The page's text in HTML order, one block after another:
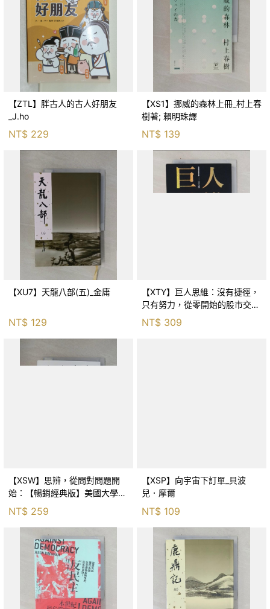
【ZTL】胖古人的古人好朋友
_J.ho
NT$ 229
【XS1】挪威的森林上冊_村上春
樹著; 賴明珠譯
NT$ 139
【XU7】天龍八部(五)_金庸
NT$ 129
【XTY】巨人思維：沒有捷徑，
只有努力，從零開始的股市交易
員_巨人傑
NT$ 309
【XSW】思辨，從問對問題開
始：【暢銷經典版】美國大學邏
輯思考聖經_尼爾．布朗, 史都
華．基里, 羅耀宗, 蔡宏明, 黃賓
NT$ 259
【XSP】向宇宙下訂單_貝波
兒．摩爾
NT$ 109